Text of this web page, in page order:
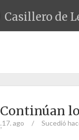
Casillero de
Continúan
;17. ago / Sucedió